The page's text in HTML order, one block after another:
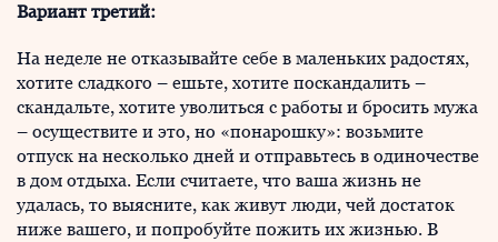
Вариант третий:
На неделе не отказывайте себе в маленьких радостях,
хотите сладкого – ешьте, хотите поскандалить –
скандальте, хотите уволиться с работы и бросить мужа
– осуществите и это, но «понарошку»: возьмите
отпуск на несколько дней и отправьтесь в одиночестве
в дом отдыха. Если считаете, что ваша жизнь не
удалась, то выясните, как живут люди, чей достаток
ниже вашего, и попробуйте пожить их жизнью. В